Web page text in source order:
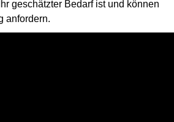
geschätzter Bedarf ist und können
anfordern.